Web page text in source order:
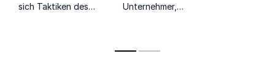
sich Taktiken des
Unternehmer,
dem Sprung ins